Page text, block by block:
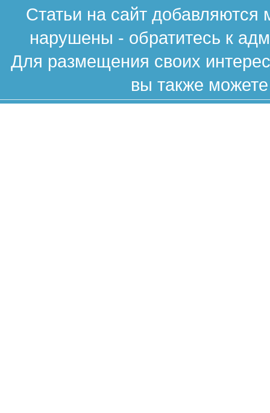
Статьи на сайт
нарушены - обратитесь к
Для размещения своих
вы также